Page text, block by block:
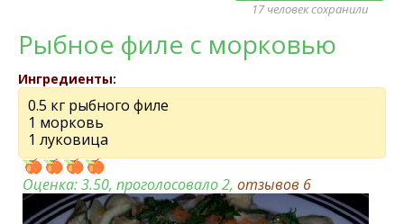
17 человек сохранили
Рыбное филе с морковью
Ингредиенты:
0.5 кг рыбного филе
1 морковь
1 луковица
Оценка:3.50, проголосовало 2, отзывов 6